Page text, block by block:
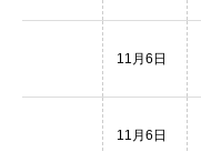
11月6日
11月6日